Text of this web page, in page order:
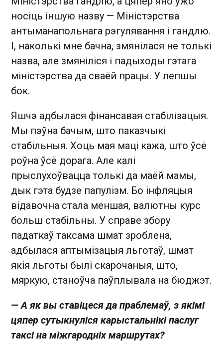
носіць іншую назву — Міністэрства
антыманапольнага рэгулявання і гандлю.
І, наколькі мне бачна, змянілася не толькі
назва, але змяніліся і падыходы гэтага
міністэрства да сваёй працы. У лепшы
бок.
Яшчэ адбылася фінансавая стабілізацыя.
Мы пэўна бачым, што паказчыкі
стабільныя. Хоць мая маці кажа, што ўсё
роўна ўсё дорага. Але калі
прыслухоўвацца толькі да маёй мамы,
дык гэта будзе папулізм. Бо інфляцыя
відавочна стала меншая, валютны курс
больш стабільны. У справе збору
падаткаў таксама шмат зроблена,
адбылася аптымізацыя льготаў, шмат
якія льготы былі скарочаныя, што,
мяркую, станоўча паўплывала на бюджэт.
— А як вы ставіцеся да праблемаў, з якімі
цяпер сутыкнуліся карыстальнікі паслуг
таксі на міжгародніх маршрутах?